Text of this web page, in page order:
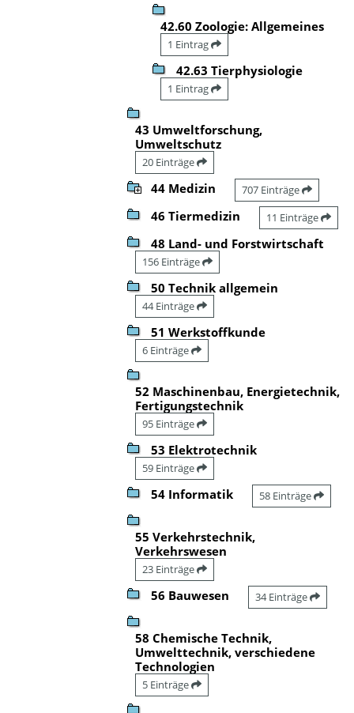
42.60 Zoologie: Allgemeines
1 Eintrag
42.63 Tierphysiologie
1 Eintrag
43 Umweltforschung,
Umweltschutz
20 Einträge
44 Medizin 707 Einträge
46 Tiermedizin 11 Einträge
48 Land- und Forstwirtschaft
156 Einträge
50 Technik allgemein
44 Einträge
51 Werkstoffkunde
6 Einträge
52 Maschinenbau, Energietechnik,
Fertigungstechnik
95 Einträge
53 Elektrotechnik
59 Einträge
54 Informatik 58 Einträge
55 Verkehrstechnik,
Verkehrswesen
23 Einträge
56 Bauwesen 34 Einträge
58 Chemische Technik,
Umwelttechnik, verschiedene
Technologien
5 Einträge